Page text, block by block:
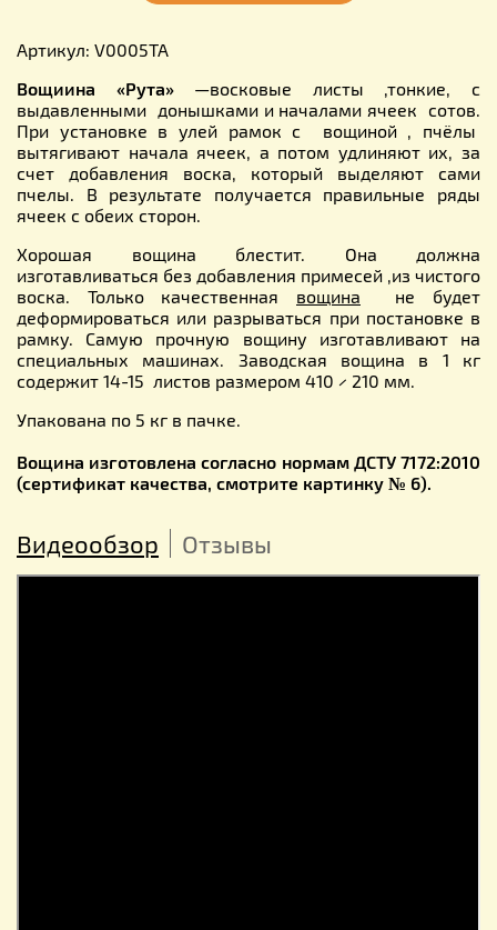
Артикул: V0005TA
Вощиина «Рута»—восковые листы ,тонкие, с
выдавленными донышками и началами ячеек сотов.
При установке в улей рамок с вощиной , пчёлы
вытягивают начала ячеек, а потом удлиняют их, за
счет добавления воска, который выделяют сами
пчелы. В результате получается правильные ряды
ячеек с обеих сторон.
Хорошая вощина блестит. Она должна
изготавливаться без добавления примесей ,из чистого
воска. Только качественная вощина не будет
деформироваться или разрываться при постановке в
рамку. Самую прочную вощину изготавливают на
специальных машинах. Заводская вощина в 1 кг
содержит 14-15 листов размером 410 × 210 мм.
Упакована по 5 кг в пачке.
Вощина изготовлена согласно нормам ДСТУ 7172:2010
(сертификат качества, смотрите картинку № 6).
Видеообзор Отзывы